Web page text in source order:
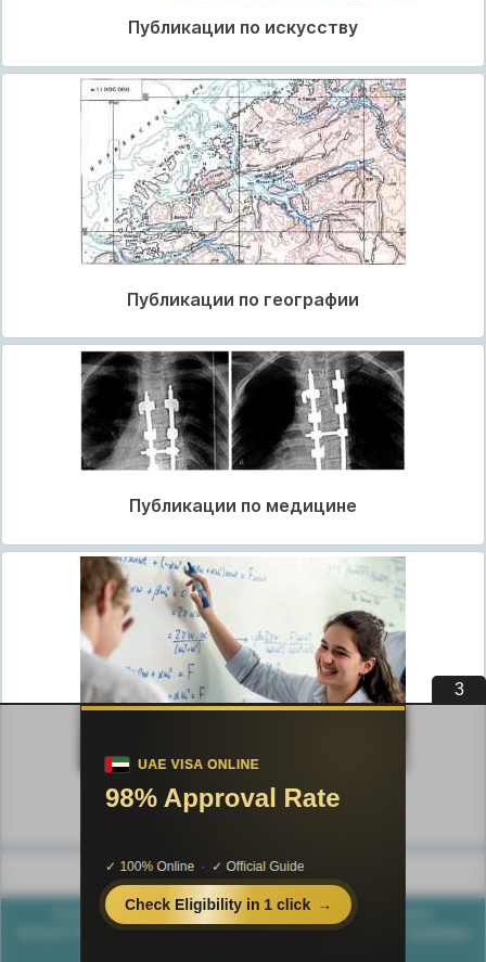
Публикации по искусству
Публикации по географии
Публикации по медицине
Публикации по педагогике
Разделы публикаций
Poznayka.org - Познайка.Орг - 2016-2026 год. Материал
предоставляется для ознакомительных и учебных целей.
3